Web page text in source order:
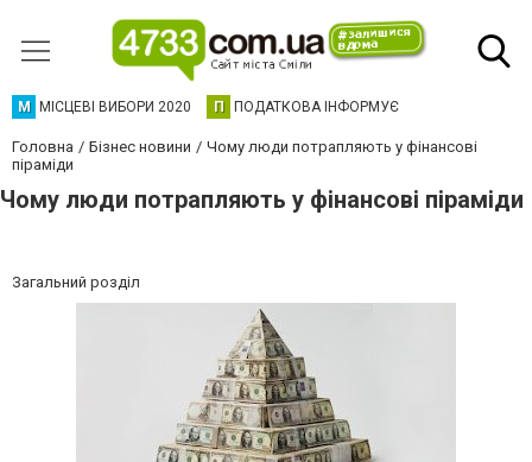
М МІСЦЕВІ ВИБОРИ 2020 П ПОДАТКОВА ІНФОРМУЄ
Головна Бізнес новини
Чому люди потрапляють у фінансові
піраміди
Чому люди потрапляють у фінансові піраміди
Загальний розділ